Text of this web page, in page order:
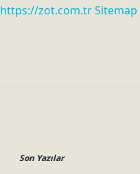
https://zot.com.trSitemap
Son Yazılar